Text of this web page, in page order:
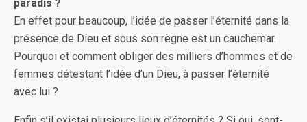
paradis ?
En effet pour beaucoup, l’idée de passer l’éternité dans la
présence de Dieu et sous son règne est un cauchemar.
Pourquoi et comment obliger des milliers d’hommes et de
femmes détestant l’idée d’un Dieu, à passer l’éternité
avec lui ?